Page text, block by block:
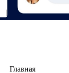
Главная